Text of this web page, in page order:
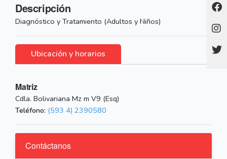
Descripción
Diagnóstico y Tratamiento (Adultos y Niños)
Ubicación y horarios
Matriz
Cdla. Bolivariana Mz m V9 (Esq)
Teléfono: (593 4) 2390580
Contáctanos